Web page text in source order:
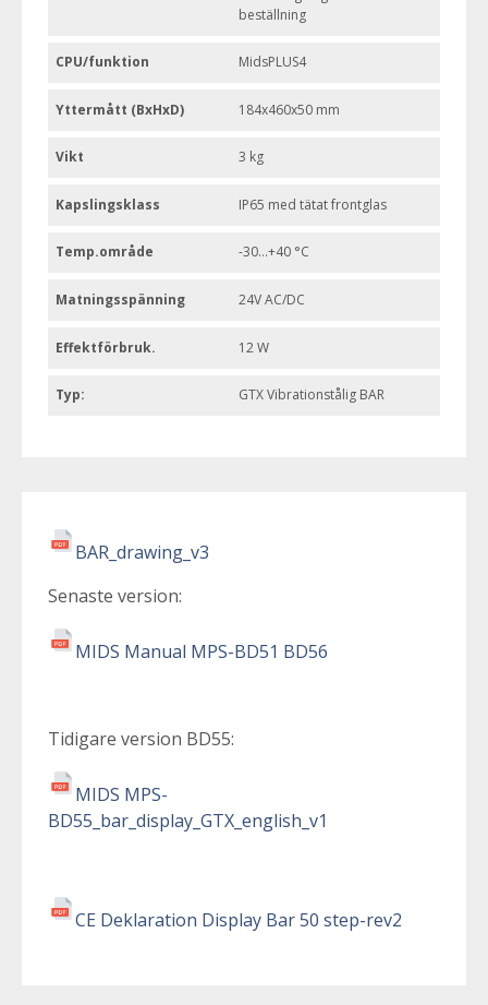
beställning
CPU/funktion MidsPLUS4
Yttermått (BxHxD) 184x460x50 mm
Vikt 3 kg
Kapslingsklass IP65 med tätat frontglas
Temp.område -30...+40 °C
Matningsspänning 24V AC/DC
Effektförbruk. 12 W
Typ: GTX Vibrationstålig BAR
BAR_drawing_v3
Senaste version:
MIDS Manual MPS-BD51 BD56
Tidigare version BD55:
MIDS MPS-
BD55_bar_display_GTX_english_v1
CE Deklaration Display Bar 50 step-rev2